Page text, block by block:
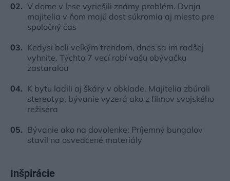
V dome v lese vyriešili známy problém. Dvaja
majitelia v ňom majú dosť súkromia aj miesto pre
spoločný čas
Kedysi boli veľkým trendom, dnes sa im radšej
vyhnite. Týchto 7 vecí robí vašu obývačku
zastaralou
K bytu ladili aj škáry v obklade. Majitelia zbúrali
stereotyp, bývanie vyzerá ako z filmov svojského
režiséra
Bývanie ako na dovolenke: Príjemný bungalov
stavil na osvedčené materiály
Inšpirácie